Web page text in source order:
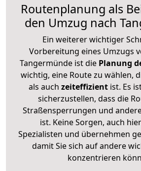
Routenplanung als
den Umzug nach
Ein weiterer wichtiger
Vorbereitung eines Umzugs
Tangermünde ist die Planung
wichtig, eine Route zu wählen,
als auch zeiteffizientist. Es
sicherzustellen, dass die
Straßensperrungen und
ist. Keine Sorgen, auch
Spezialisten und übernehmen
damit Sie sich auf andere
konzentrieren